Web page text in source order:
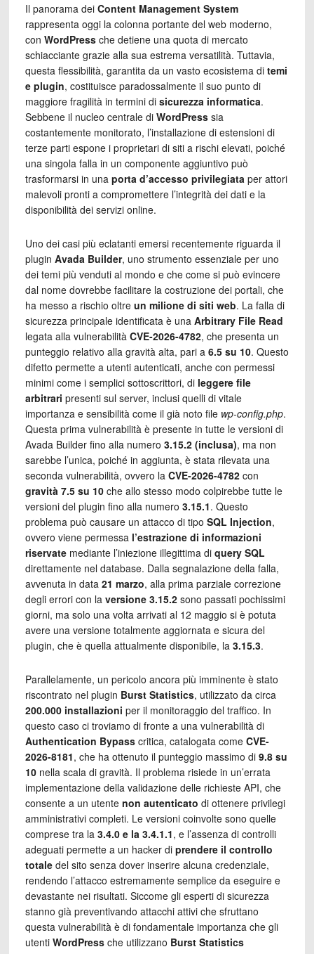
Il panorama dei Content Management System
rappresenta oggi la colonna portante del web moderno,
con WordPressche detiene una quota di mercato
schiacciante grazie alla sua estrema versatilità. Tuttavia,
questa flessibilità, garantita da un vasto ecosistema di temi
e plugin, costituisce paradossalmente il suo punto di
maggiore fragilità in termini di sicurezza informatica.
Sebbene il nucleo centrale di WordPresssia
costantemente monitorato, l’installazione di estensioni di
terze parti espone i proprietari di siti a rischi elevati, poiché
una singola falla in un componente aggiuntivo può
trasformarsi in una porta d’accesso privilegiata per attori
malevoli pronti a compromettere l’integrità dei dati e la
disponibilità dei servizi online.
Uno dei casi più eclatanti emersi recentemente riguarda il
plugin Avada Builder, uno strumento essenziale per uno
dei temi più venduti al mondo e che come si può evincere
dal nome dovrebbe facilitare la costruzione dei portali, che
ha messo a rischio oltre un milione di siti web. La falla di
sicurezza principale identificata è una Arbitrary File Read
legata alla vulnerabilità CVE-2026-4782, che presenta un
punteggio relativo alla gravità alta, pari a 6.5 su 10. Questo
difetto permette a utenti autenticati, anche con permessi
minimi come i semplici sottoscrittori, di leggere file
arbitrari presenti sul server, inclusi quelli di vitale
importanza e sensibilità come il già noto file wp-config.php.
Questa prima vulnerabilità è presente in tutte le versioni di
Avada Builder fino alla numero 3.15.2 (inclusa), ma non
sarebbe l’unica, poiché in aggiunta, è stata rilevata una
seconda vulnerabilità, ovvero la CVE-2026-4782 con
gravità 7.5 su 10 che allo stesso modo colpirebbe tutte le
versioni del plugin fino alla numero 3.15.1. Questo
problema può causare un attacco di tipo SQL Injection,
ovvero viene permessa l’estrazione di informazioni
riservate mediante l’iniezione illegittima di query SQL
direttamente nel database. Dalla segnalazione della falla,
avvenuta in data 21 marzo, alla prima parziale correzione
degli errori con la versione 3.15.2sono passati pochissimi
giorni, ma solo una volta arrivati al 12 maggio si è potuta
avere una versione totalmente aggiornata e sicura del
plugin, che è quella attualmente disponibile, la 3.15.3.
Parallelamente, un pericolo ancora più imminente è stato
riscontrato nel plugin Burst Statistics, utilizzato da circa
200.000 installazioni per il monitoraggio del traffico. In
questo caso ci troviamo di fronte a una vulnerabilità di
Authentication Bypasscritica, catalogata come CVE-
2026-8181, che ha ottenuto il punteggio massimo di 9.8 su
10nella scala di gravità. Il problema risiede in un’errata
implementazione della validazione delle richieste API, che
consente a un utente non autenticato di ottenere privilegi
amministrativi completi. Le versioni coinvolte sono quelle
comprese tra la 3.4.0 e la 3.4.1.1, e l’assenza di controlli
adeguati permette a un hacker di prendere il controllo
totaledel sito senza dover inserire alcuna credenziale,
rendendo l’attacco estremamente semplice da eseguire e
devastante nei risultati. Siccome gli esperti di sicurezza
stanno già preventivando attacchi attivi che sfruttano
questa vulnerabilità è di fondamentale importanza che gli
utenti WordPressche utilizzano Burst Statistics